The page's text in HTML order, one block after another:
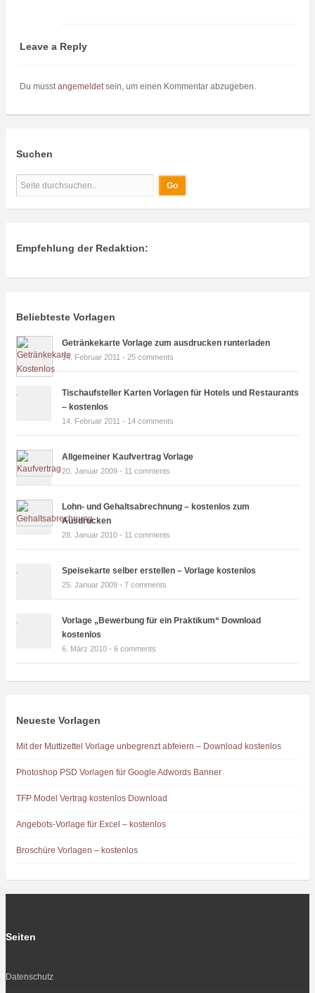
Leave a Reply
Du musstangemeldetsein, um einen Kommentar abzugeben.
Suchen
Empfehlung der Redaktion:
Beliebteste Vorlagen
Getränkekarte Vorlage zum ausdrucken runterladen
14. Februar 2011 - 25 comments
Tischaufsteller Karten Vorlagen für Hotels und Restaurants
– kostenlos
14. Februar 2011 - 14 comments
Allgemeiner Kaufvertrag Vorlage
20. Januar 2009 - 11 comments
Lohn- und Gehaltsabrechnung – kostenlos zum
Ausdrucken
28. Januar 2010 - 11 comments
Speisekarte selber erstellen – Vorlage kostenlos
25. Januar 2009 - 7 comments
Vorlage „Bewerbung für ein Praktikum“ Download
kostenlos
6. März 2010 - 6 comments
Neueste Vorlagen
Mit der Muttizettel Vorlage unbegrenzt abfeiern – Download kostenlos
Photoshop PSD Vorlagen für Google Adwords Banner
TFP Model Vertrag kostenlos Download
Angebots-Vorlage für Excel – kostenlos
Broschüre Vorlagen – kostenlos
Seiten
Datenschutz